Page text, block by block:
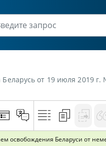
от 19 июля 2019 г.
освобождения Беларуси от